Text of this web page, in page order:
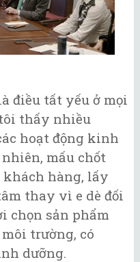
điều tất yếu ở mọi
thấy nhiều
hoạt động kinh
mấu chốt
khách hàng, lấy
thay vì e dè đối
chọn sản phẩm
trường, có
dưỡng.